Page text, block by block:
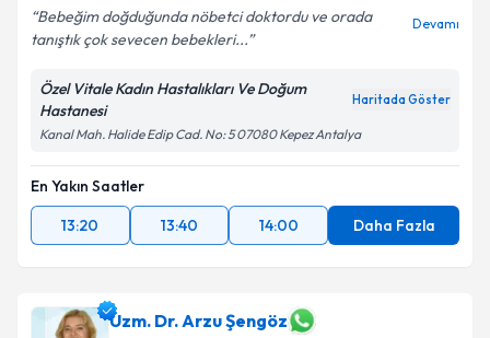
Metni'ni okudum ve kişisel verilerimin belirtilen
kapsamda işlenmesini kabul ediyorum.
Bebeğim doğduğunda nöbetci doktordu ve orada
tanıştık çok sevecen bebekleri...
Devamı
Özel Vitale Kadın Hastalıkları Ve Doğum
Hastanesi
Haritada Göster
Kanal Mah. Halide Edip Cad. No: 5 07080 Kepez Antalya
En Yakın Saatler
13:20
13:40 14:00 Daha Fazla
Uzm. Dr. Arzu Şengöz